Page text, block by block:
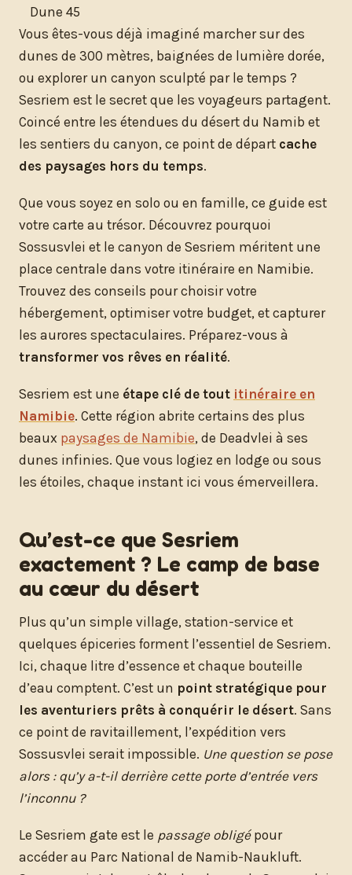
Dune 45
Vous êtes-vous déjà imaginé marcher sur des
dunes de 300 mètres, baignées de lumière dorée,
ou explorer un canyon sculpté par le temps ?
Sesriem est le secret que les voyageurs partagent.
Coincé entre les étendues du désert du Namib et
les sentiers du canyon, ce point de départ cache
des paysages hors du temps.
Que vous soyez en solo ou en famille, ce guide est
votre carte au trésor. Découvrez pourquoi
Sossusvlei et le canyon de Sesriem méritent une
place centrale dans votre itinéraire en Namibie.
Trouvez des conseils pour choisir votre
hébergement, optimiser votre budget, et capturer
les aurores spectaculaires. Préparez-vous à
transformer vos rêves en réalité.
Sesriem est une étape clé de tout itinéraire en
Namibie. Cette région abrite certains des plus
beaux paysages de Namibie, de Deadvlei à ses
dunes infinies. Que vous logiez en lodge ou sous
les étoiles, chaque instant ici vous émerveillera.
Qu’est-ce que Sesriem
exactement ? Le camp de base
au cœur du désert
Plus qu’un simple village, station-service et
quelques épiceries forment l’essentiel de Sesriem.
Ici, chaque litre d’essence et chaque bouteille
d’eau comptent. C’est un point stratégique pour
les aventuriers prêts à conquérir le désert. Sans
ce point de ravitaillement, l’expédition vers
Sossusvlei serait impossible. Une question se pose
alors : qu’y a-t-il derrière cette porte d’entrée vers
l’inconnu ?
Le Sesriem gate est le passage obligépour
accéder au Parc National de Namib-Naukluft.